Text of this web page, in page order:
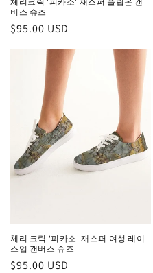
버스 슈즈
정
$95.00 USD
체리 크릭 '피카소' 재스퍼 여성 레이
스업 캔버스 슈즈
정
$95.00 USD